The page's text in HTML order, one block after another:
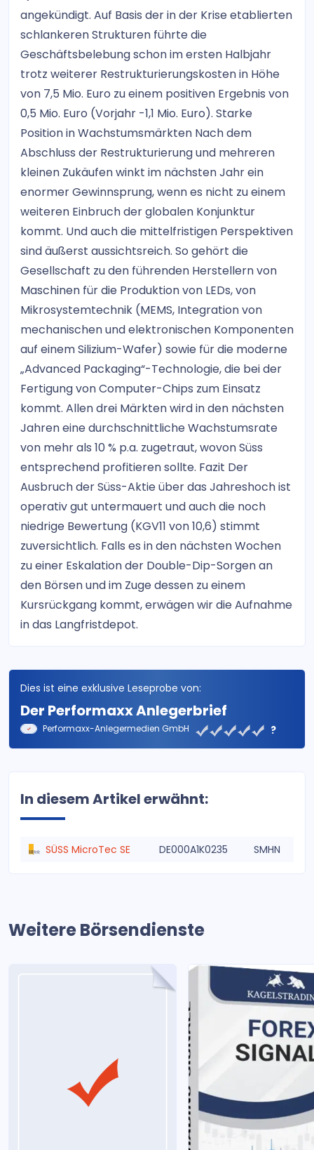
angekündigt. Auf Basis der in der Krise etablierten
schlankeren Strukturen führte die
Geschäftsbelebung schon im ersten Halbjahr
trotz weiterer Restrukturierungskosten in Höhe
von 7,5 Mio. Euro zu einem positiven Ergebnis von
0,5 Mio. Euro (Vorjahr -1,1 Mio. Euro). Starke
Position in Wachstumsmärkten Nach dem
Abschluss der Restrukturierung und mehreren
kleinen Zukäufen winkt im nächsten Jahr ein
enormer Gewinnsprung, wenn es nicht zu einem
weiteren Einbruch der globalen Konjunktur
kommt. Und auch die mittelfristigen Perspektiven
sind äußerst aussichtsreich. So gehört die
Gesellschaft zu den führenden Herstellern von
Maschinen für die Produktion von LEDs, von
Mikrosystemtechnik (MEMS, Integration von
mechanischen und elektronischen Komponenten
auf einem Silizium-Wafer) sowie für die moderne
„Advanced Packaging“-Technologie, die bei der
Fertigung von Computer-Chips zum Einsatz
kommt. Allen drei Märkten wird in den nächsten
Jahren eine durchschnittliche Wachstumsrate
von mehr als 10 % p.a. zugetraut, wovon Süss
entsprechend profitieren sollte. Fazit Der
Ausbruch der Süss-Aktie über das Jahreshoch ist
operativ gut untermauert und auch die noch
niedrige Bewertung (KGV11 von 10,6) stimmt
zuversichtlich. Falls es in den nächsten Wochen
zu einer Eskalation der Double-Dip-Sorgen an
den Börsen und im Zuge dessen zu einem
Kursrückgang kommt, erwägen wir die Aufnahme
in das Langfristdepot.
Dies ist eine exklusive Leseprobe von:
Der Performaxx Anlegerbrief
Performaxx-Anlegermedien GmbH ?
In diesem Artikel erwähnt:
SÜSS MicroTec SE DE000A1K0235 SMHN
Weitere Börsendienste